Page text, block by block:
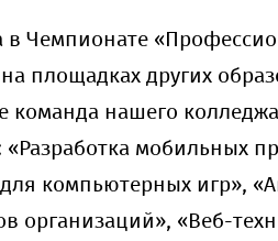
в Чемпионате
площадках других
команда нашего
«Разработка мобильных
компьютерных игр»,
организаций», «Веб-